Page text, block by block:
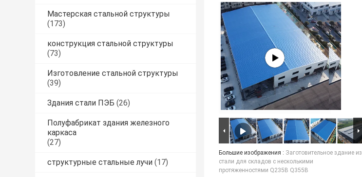
Мастерская стальной структуры
(173)
конструкция стальной структуры
(73)
Изготовление стальной структуры
(39)
Здания стали ПЭБ (26)
Полуфабрикат здания железного
каркаса
(27)
структурные стальные лучи (17)
Большие изображения : Заготовительное здание из
стали для складов с несколькими
протяженностями Q235B Q355B